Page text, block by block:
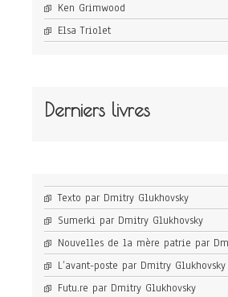
Ken Grimwood
Elsa Triolet
Derniers livres
Texto par Dmitry Glukhovsky
Sumerki par Dmitry Glukhovsky
Nouvelles de la mère patrie par
L’avant-poste par Dmitry Glukhovsky
Futu.re par Dmitry Glukhovsky